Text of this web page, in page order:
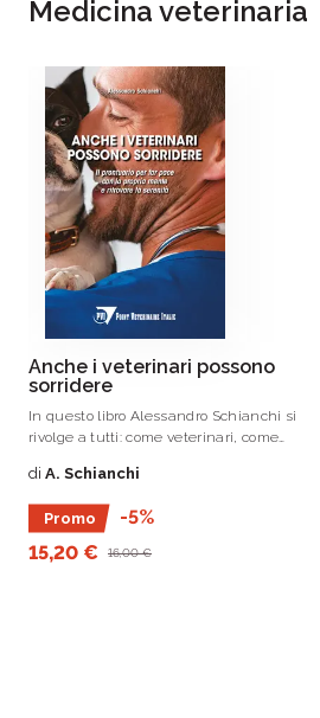
Medicina veterinaria
Anche i veterinari possono
sorridere
In questo libro Alessandro Schianchi si
rivolge a tutti: come veterinari, come
di A. Schianchi
Promo
-5%
15,20 €
16,00 €